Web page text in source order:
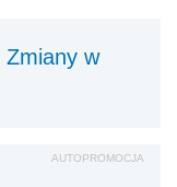
Zmiany w
AUTOPROMOCJA